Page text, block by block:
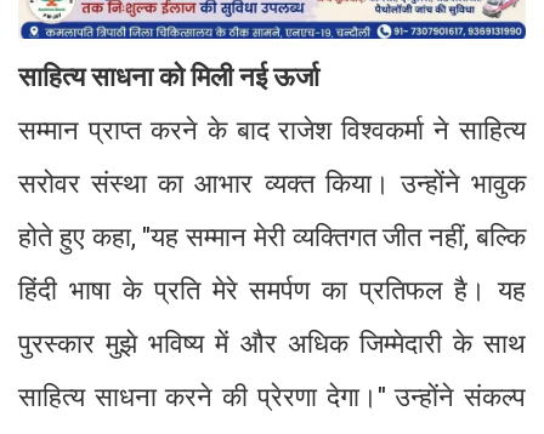
साहित्य साधना को मिली नई ऊर्जा
सम्मान प्राप्त करने के बाद राजेश विश्वकर्मा ने साहित्य
सरोवर संस्था का आभार व्यक्त किया। उन्होंने भावुक
होते हुए कहा, "यह सम्मान मेरी व्यक्तिगत जीत नहीं, बल्कि
हिंदी भाषा के प्रति मेरे समर्पण का प्रतिफल है। यह
पुरस्कार मुझे भविष्य में और अधिक जिम्मेदारी के साथ
साहित्य साधना करने की प्रेरणा देगा।" उन्होंने संकल्प